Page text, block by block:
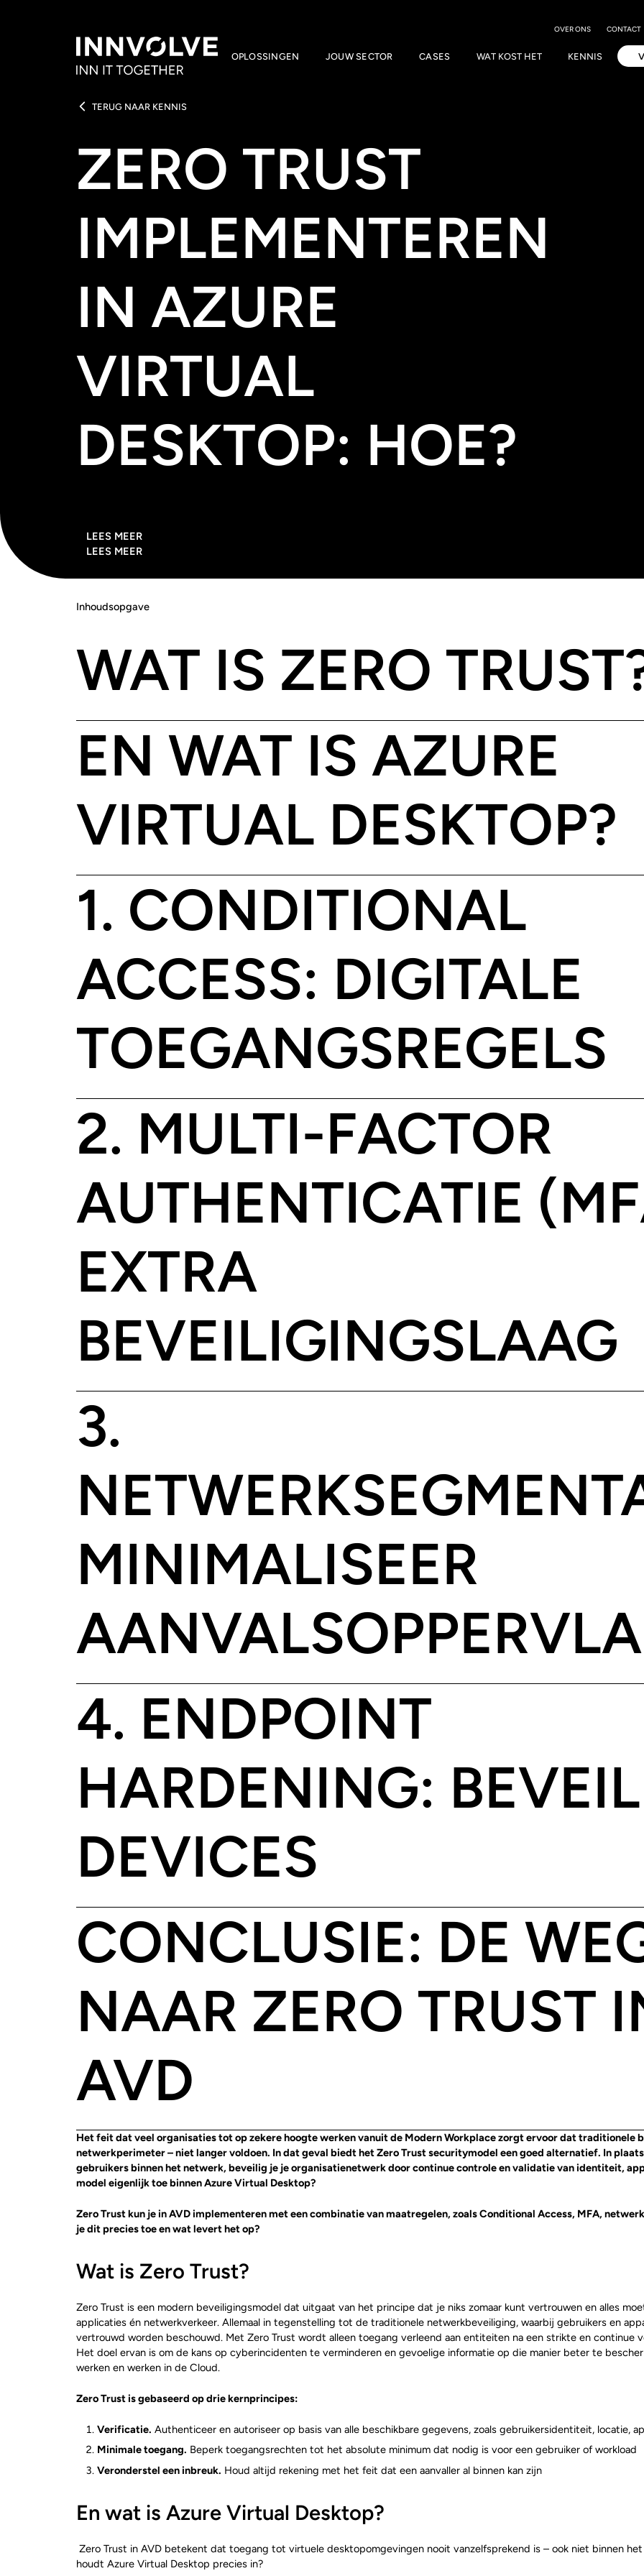
OVER ONS CONTACT
OPLOSSINGEN JOUW SECTOR CASES WAT KOST HET KENNIS
TERUG NAAR KENNIS
ZERO TRUST
IMPLEMENTEREN
IN AZURE
VIRTUAL
DESKTOP: HOE?
LEES MEER
LEES MEER
Inhoudsopgave
WAT IS ZERO
EN WAT IS AZURE
VIRTUAL DESKTOP?
1. CONDITIONAL
ACCESS: DIGITALE
TOEGANGSREGELS
2. MULTI-FACTOR
AUTHENTICATIE
EXTRA
BEVEILIGINGSLAAG
3.
MINIMALISEER
4. ENDPOINT
HARDENING:
DEVICES
CONCLUSIE: DE
NAAR ZERO TRUST
AVD
Het feit dat veel organisaties tot op zekere hoogte werken vanuit de Modern Workplace zorgt ervoor dat traditionele
netwerkperimeter – niet langer voldoen. In dat geval biedt het Zero Trust securitymodel een goed alternatief. In
gebruikers binnen het netwerk, beveilig je je organisatienetwerk door continue controle en validatie van identiteit,
model eigenlijk toe binnen Azure Virtual Desktop?
Zero Trust kun je in AVD implementeren met een combinatie van maatregelen, zoals Conditional Access, MFA,
je dit precies toe en wat levert het op?
Wat is Zero Trust?
Zero Trust is een modern beveiligingsmodel dat uitgaat van het principe dat je niks zomaar kunt vertrouwen en alles
applicaties én netwerkverkeer. Allemaal in tegenstelling tot de traditionele netwerkbeveiliging, waarbij gebruikers en
vertrouwd worden beschouwd. Met Zero Trust wordt alleen toegang verleend aan entiteiten na een strikte en continue
Het doel ervan is om de kans op cyberincidenten te verminderen en gevoelige informatie op die manier beter te
werken en werken in de Cloud.
Zero Trust is gebaseerd op drie kernprincipes:
Verificatie. Authenticeer en autoriseer op basis van alle beschikbare gegevens, zoals gebruikersidentiteit, locatie,
Minimale toegang. Beperk toegangsrechten tot het absolute minimum dat nodig is voor een gebruiker of workload
Veronderstel een inbreuk. Houd altijd rekening met het feit dat een aanvaller al binnen kan zijn
En wat is Azure Virtual Desktop?
Zero Trust in AVD betekent dat toegang tot virtuele desktopomgevingen nooit vanzelfsprekend is – ook niet binnen
houdt Azure Virtual Desktop precies in?